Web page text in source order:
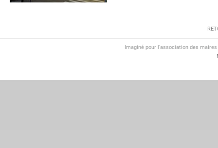
Imaginé pour l'association des